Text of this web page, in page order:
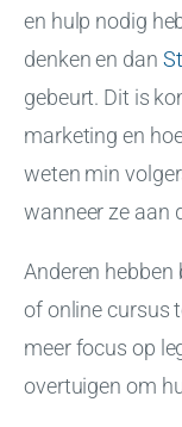
en hulp nodig
denken en dan
gebeurt. Dit is
marketing en
weten min
wanneer ze aan
Anderen hebben
of online cursus
meer focus op
overtuigen om